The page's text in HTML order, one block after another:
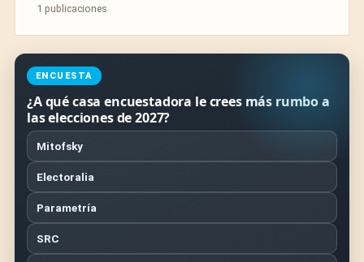
1 publicaciones
ENCUESTA
¿A qué casa encuestadora le crees más rumbo a
las elecciones de 2027?
Mitofsky
Electoralia
Parametría
SRC